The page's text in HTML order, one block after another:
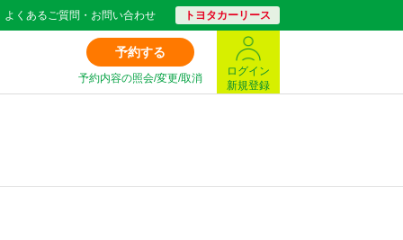
よくあるご質問・お問い合わせ トヨタカーリース
予約する
予約内容の照会/変更/取消
ログイン
新規登録